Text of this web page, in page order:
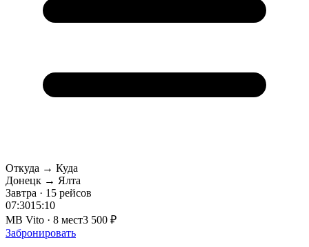
Откуда → Куда
Донецк → Ялта
Завтра · 15 рейсов
07:3015:10
MB Vito · 8 мест3 500 ₽
Забронировать